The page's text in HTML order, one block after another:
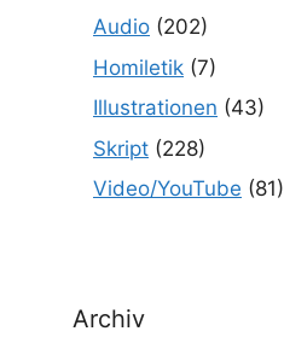
Audio (202)
Homiletik (7)
Illustrationen (43)
Skript (228)
Video/YouTube (81)
Archiv